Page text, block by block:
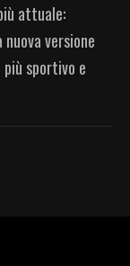
attuale:
versione
sportivo e